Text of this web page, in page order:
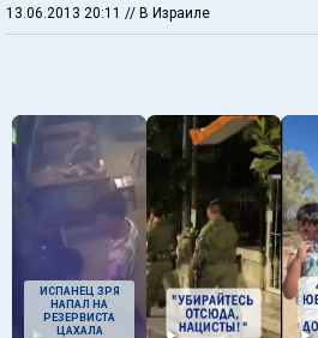
13.06.2013 20:11 // В Израиле
ИСПАНЕЦ ЗРЯ
НАПАЛ НА
РЕЗЕРВИСТА
ЦАХАЛА